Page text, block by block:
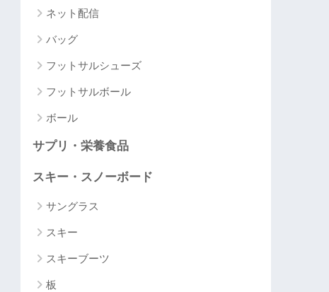
ネット配信
バッグ
フットサルシューズ
フットサルボール
ボール
サプリ・栄養食品
スキー・スノーボード
サングラス
スキー
スキーブーツ
板